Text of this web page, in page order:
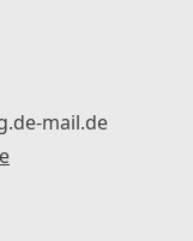
mail.de